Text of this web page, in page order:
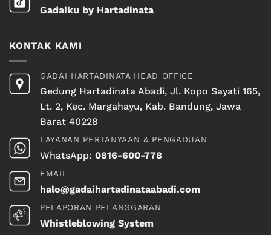
Gadaiku by Hartadinata
KONTAK KAMI
GADAI HARTADINATA HEAD OFFICE
Gedung Hartadinata Abadi, Jl. Kopo Sayati 165,
Lt. 2, Kec. Margahayu, Kab. Bandung, Jawa
Barat 40228
LAYANAN PERTANYAAN & PENGADUAN
WhatsApp: 0816-600-778
EMAIL
halo@gadaihartadinataabadi.com
PELAPORAN PELANGGARAN
Whistleblowing System